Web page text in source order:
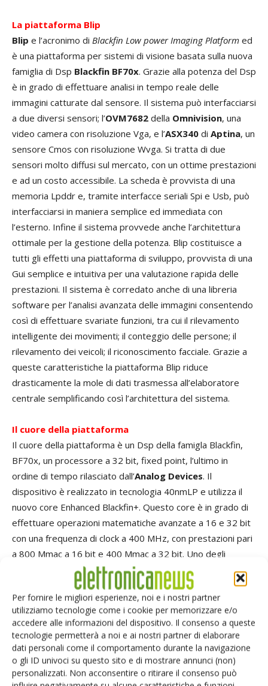
Per fornire le migliori esperienze, noi e i nostri partner
utilizziamo tecnologie come i cookie per memorizzare e/o
accedere alle informazioni del dispositivo. Il consenso a queste
tecnologie permetterà a noi e ai nostri partner di elaborare
dati personali come il comportamento durante la navigazione
o gli ID univoci su questo sito e di mostrare annunci (non)
personalizzati. Non acconsentire o ritirare il consenso può
La piattaforma Blip
Blip e l’acronimo di Blackfin Low power Imaging Platform ed
è una piattaforma per sistemi di visione basata sulla nuova
famiglia di Dsp Blackfin BF70x. Grazie alla potenza del Dsp
è in grado di effettuare analisi in tempo reale delle
immagini catturate dal sensore. Il sistema può interfacciarsi
a due diversi sensori; l’OVM7682 della Omnivision, una
video camera con risoluzione Vga, e l’ASX340 di Aptina, un
sensore Cmos con risoluzione Wvga. Si tratta di due
sensori molto diffusi sul mercato, con un ottime prestazioni
e ad un costo accessibile. La scheda è provvista di una
memoria Lpddr e, tramite interfacce seriali Spi e Usb, può
interfacciarsi in maniera semplice ed immediata con
l’esterno. Infine il sistema provvede anche l’architettura
ottimale per la gestione della potenza. Blip costituisce a
tutti gli effetti una piattaforma di sviluppo, provvista di una
Gui semplice e intuitiva per una valutazione rapida delle
prestazioni. Il sistema è corredato anche di una libreria
software per l’analisi avanzata delle immagini consentendo
così di effettuare svariate funzioni, tra cui il rilevamento
intelligente dei movimenti; il conteggio delle persone; il
rilevamento dei veicoli; il riconoscimento facciale. Grazie a
queste caratteristiche la piattaforma Blip riduce
drasticamente la mole di dati trasmessa all’elaboratore
centrale semplificando così l’architettura del sistema.
Il cuore della piattaforma
Il cuore della piattaforma è un Dsp della famigla Blackfin,
BF70x, un processore a 32 bit, fixed point, l’ultimo in
ordine di tempo rilasciato dall’Analog Devices. Il
dispositivo è realizzato in tecnologia 40nmLP e utilizza il
nuovo core Enhanced Blackfin+. Questo core è in grado di
effettuare operazioni matematiche avanzate a 16 e 32 bit
con una frequenza di clock a 400 MHz, con prestazioni pari
a 800 Mmac a 16 bit e 400 Mmac a 32 bit. Uno degli
obiettivi principali nello sviluppo di questa nuova famiglia è
stato il basso consumo di potenza, e con soli 95 mW a 400
MHz è il processore a più basso consumo dell’intera
famiglia Blackfin. Un’altra peculiarità di questo potente Dsp
è la memoria interna, che comprende una memoria di
primo livello (L1) di 64KB per i programmi, 64KB per i dati
e 8KB configurati come scratchpad. La memoria interna
Sram di secondo livello (L2) è disponibile nei tagli 128KB,